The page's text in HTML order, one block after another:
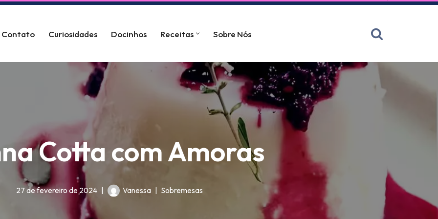
Contato Curiosidades Docinhos Receitas Sobre Nós
Cotta com Amoras
27 de fevereiro de 2024 Vanessa Sobremesas